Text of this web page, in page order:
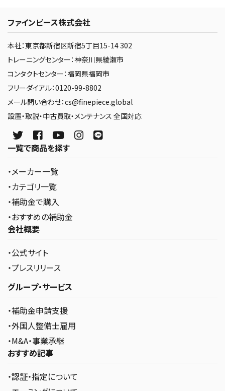
ファインピース株式会社
本社：東京都新宿区新宿5丁目15-14 302
トレーニングセンター：神奈川県綾瀬市
コンタクトセンター：福岡県福岡市
フリーダイアル：0120-99-8802
メール問い合わせ：cs@finepiece.global
設置・取説・中古買取・メンテナンス 全国対応
一覧で商品を探す
・メーカー一覧
・カテゴリ一覧
・補助金で購入
・おすすめの補助金
会社概要
・公式サイト
・プレスリリース
グループ・サービス
・補助金申請支援
・外国人整備士雇用
・M&A・事業承継
おすすめ記事
・認証・指定について